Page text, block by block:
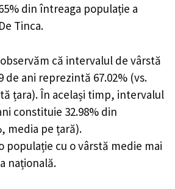
din întreaga populație a
Tinca.
că intervalul de vârstă
de ani reprezintă 67.02% (vs.
țara). În același timp, intervalul
constituie 32.98% din
media pe țară).
populație cu o vârstă medie mai
națională.